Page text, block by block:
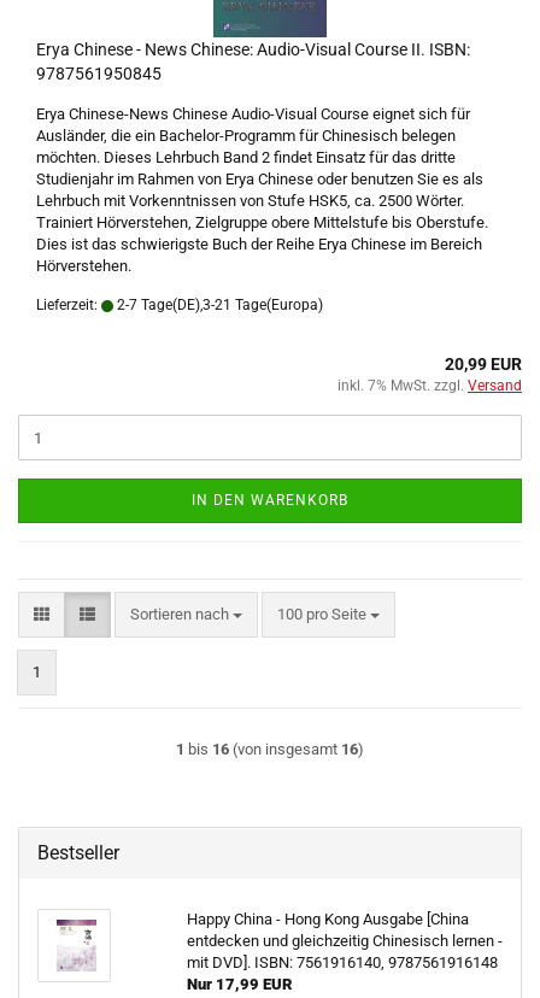
Erya Chinese - News Chinese: Audio-Visual Course II. ISBN:
9787561950845
Erya Chinese-News Chinese Audio-Visual Course eignet sich für
Ausländer, die ein Bachelor-Programm für Chinesisch belegen
möchten. Dieses Lehrbuch Band 2 findet Einsatz für das dritte
Studienjahr im Rahmen von Erya Chinese oder benutzen Sie es als
Lehrbuch mit Vorkenntnissen von Stufe HSK5, ca. 2500 Wörter.
Trainiert Hörverstehen, Zielgruppe obere Mittelstufe bis Oberstufe.
Dies ist das schwierigste Buch der Reihe Erya Chinese im Bereich
Hörverstehen.
Lieferzeit: 2-7 Tage(DE),3-21 Tage(Europa)
20,99 EUR
inkl. 7% MwSt. zzgl. Versand
IN DEN WARENKORB
Sortieren nach
Sortieren nach 100 pro Seite
pro Seite
1
1 bis 16 (von insgesamt 16)
Bestseller
Happy China - Hong Kong Ausgabe [China
entdecken und gleichzeitig Chinesisch lernen -
mit DVD]. ISBN: 7561916140, 9787561916148
Nur 17,99 EUR